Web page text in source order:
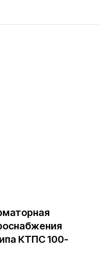
КТПС 100-